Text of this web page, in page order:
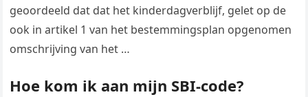
geoordeeld dat dat het kinderdagverblijf, gelet op de
ook in artikel 1 van het bestemmingsplan opgenomen
omschrijving van het …
Hoe kom ik aan mijn SBI-code?